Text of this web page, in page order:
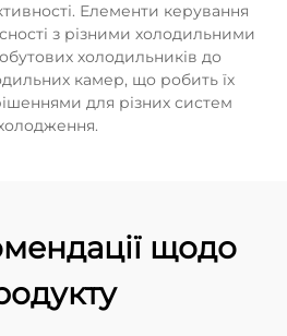
Елементи керування
з різними холодильними
холодильників до
камер, що робить їх
для різних систем
щодо